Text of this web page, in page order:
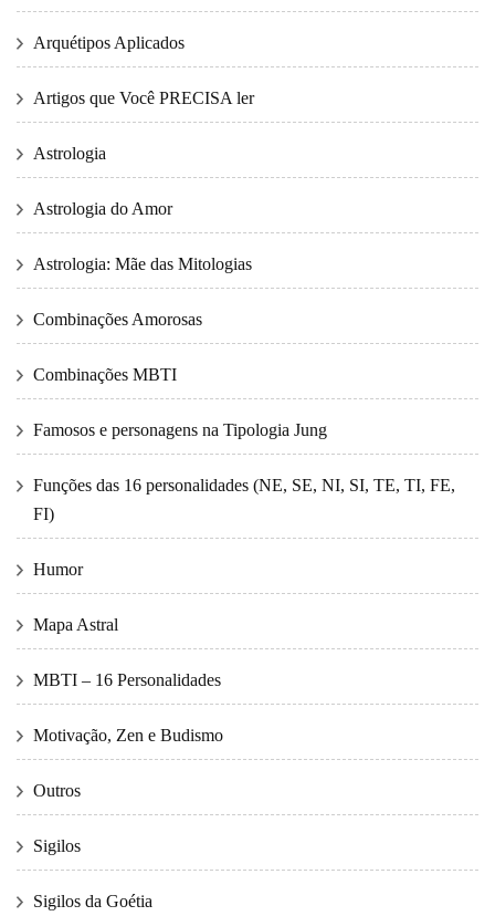
Arquétipos Aplicados
Artigos que Você PRECISA ler
Astrologia
Astrologia do Amor
Astrologia: Mãe das Mitologias
Combinações Amorosas
Combinações MBTI
Famosos e personagens na Tipologia Jung
Funções das 16 personalidades (NE, SE, NI, SI, TE, TI, FE,
FI)
Humor
Mapa Astral
MBTI – 16 Personalidades
Motivação, Zen e Budismo
Outros
Sigilos
Sigilos da Goétia